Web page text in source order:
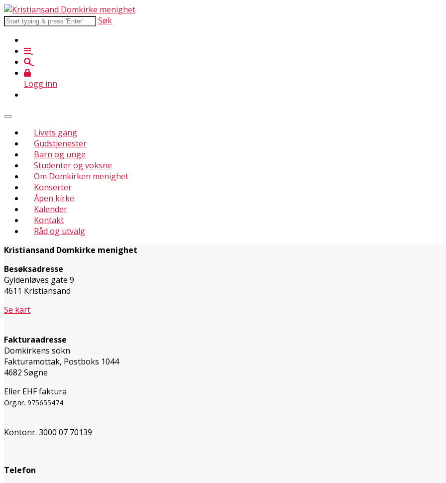
Søk
Logg inn
Livets gang
Gudstjenester
Barn og unge
Studenter og voksne
Om Domkirken menighet
Konserter
Åpen kirke
Kalender
Kontakt
Råd og utvalg
Kristiansand Domkirke menighet
Besøksadresse
Gyldenløves gate 9
4611 Kristiansand
Se kart
Fakturaadresse
Domkirkens sokn
Fakturamottak, Postboks 1044
4682 Søgne
Eller EHF faktura
Org.nr. 975655474
Kontonr. 3000 07 70139
Telefon